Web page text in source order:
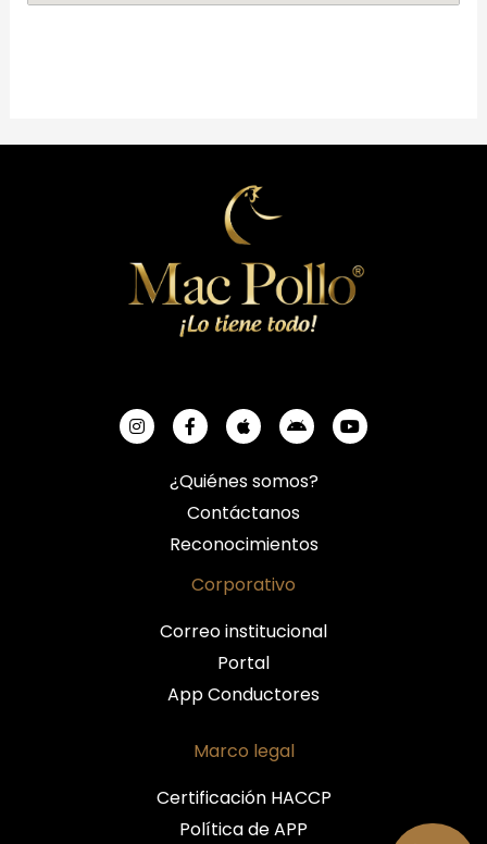
¿Quiénes somos?
Contáctanos
Reconocimientos
Corporativo
Correo institucional
Portal
App Conductores
Marco legal
Certificación HACCP
Política de APP